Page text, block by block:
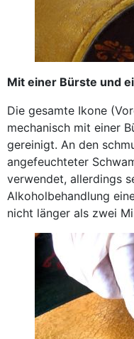
Mit einer Bürste und
Die gesamte Ikone
mechanisch mit einer
gereinigt. An den
angefeuchteter
verwendet, allerdings
Alkoholbehandlung
nicht länger als zwei